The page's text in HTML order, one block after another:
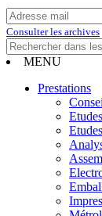
Consulter les archives
MENU
Prestations